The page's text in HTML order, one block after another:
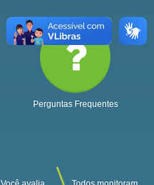
Perguntas Frequentes